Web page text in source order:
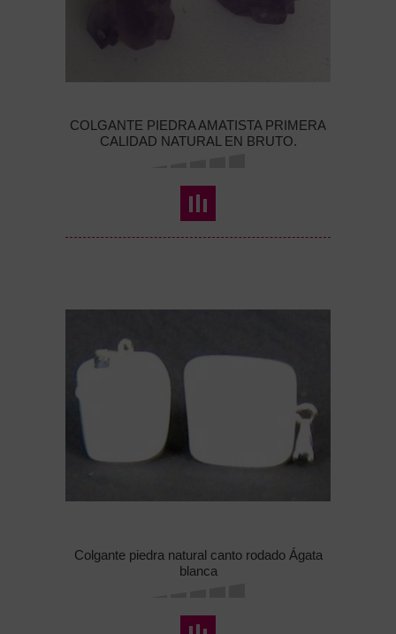
COLGANTE PIEDRA AMATISTA PRIMERA
CALIDAD NATURAL EN BRUTO.
Colgante piedra natural canto rodado Ágata
blanca